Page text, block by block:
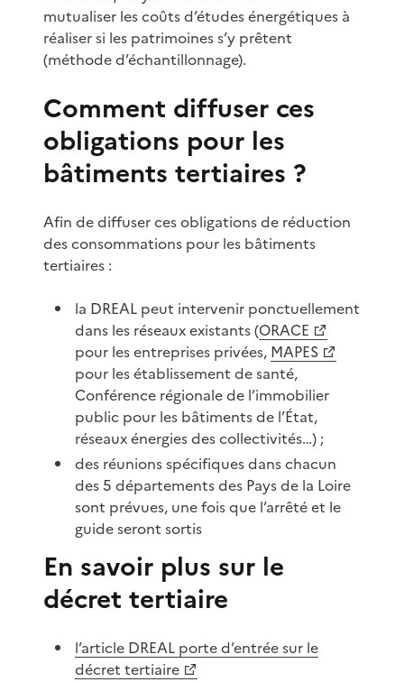
mutualiser les coûts d’études énergétiques à
réaliser si les patrimoines s’y prêtent
(méthode d’échantillonnage).
Comment diffuser ces
obligations pour les
bâtiments tertiaires ?
Afin de diffuser ces obligations de réduction
des consommations pour les bâtiments
tertiaires :
la DREAL peut intervenir ponctuellement
dans les réseaux existants (ORACE
pour les entreprises privées, MAPES
pour les établissement de santé,
Conférence régionale de l’immobilier
public pour les bâtiments de l’État,
réseaux énergies des collectivités…) ;
des réunions spécifiques dans chacun
des 5 départements des Pays de la Loire
sont prévues, une fois que l’arrêté et le
guide seront sortis
En savoir plus sur le
décret tertiaire
l’article DREAL porte d’entrée sur le
décret tertiaire